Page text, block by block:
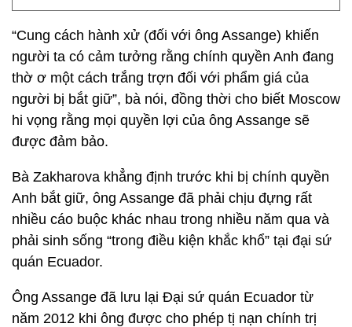
“Cung cách hành xử (đối với ông Assange) khiến
người ta có cảm tưởng rằng chính quyền Anh đang
thờ ơ một cách trắng trợn đối với phẩm giá của
người bị bắt giữ”, bà nói, đồng thời cho biết Moscow
hi vọng rằng mọi quyền lợi của ông Assange sẽ
được đảm bảo.
Bà Zakharova khẳng định trước khi bị chính quyền
Anh bắt giữ, ông Assange đã phải chịu đựng rất
nhiều cáo buộc khác nhau trong nhiều năm qua và
phải sinh sống “trong điều kiện khắc khổ” tại đại sứ
quán Ecuador.
Ông Assange đã lưu lại Đại sứ quán Ecuador từ
năm 2012 khi ông được cho phép tị nạn chính trị